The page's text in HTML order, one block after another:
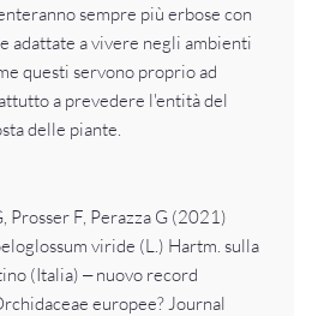
sempre più erbose con
adattate a vivere negli ambienti
questi servono proprio ad
a prevedere l'entità del
delle piante.
Prosser F, Perazza G (2021)
viride (L.) Hartm. sulla
(Italia) ‒ nuovo record
europee? Journal